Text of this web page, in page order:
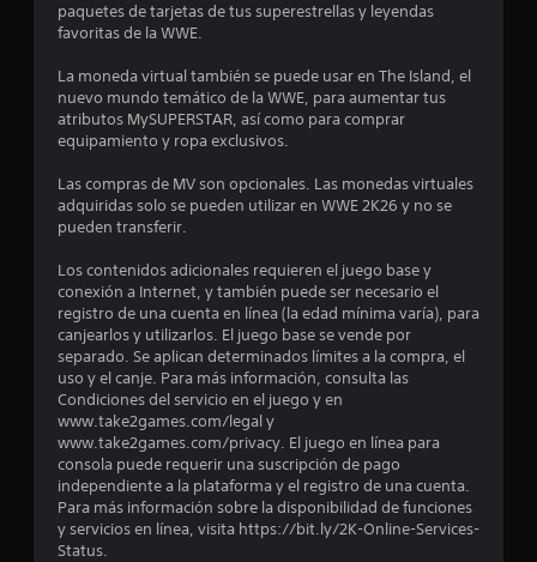
d
o
:
e
s
r
e
l
paquetes de tarjetas de tus superestrellas y leyendas
favoritas de la WWE.
La moneda virtual también se puede usar en The Island, el
nuevo mundo temático de la WWE, para aumentar tus
atributos MySUPERSTAR, así como para comprar
equipamiento y ropa exclusivos.
Las compras de MV son opcionales. Las monedas virtuales
adquiridas solo se pueden utilizar en WWE 2K26 y no se
pueden transferir.
Los contenidos adicionales requieren el juego base y
conexión a Internet, y también puede ser necesario el
registro de una cuenta en línea (la edad mínima varía), para
canjearlos y utilizarlos. El juego base se vende por
separado. Se aplican determinados límites a la compra, el
uso y el canje. Para más información, consulta las
Condiciones del servicio en el juego y en
www.take2games.com/legal y
www.take2games.com/privacy. El juego en línea para
consola puede requerir una suscripción de pago
independiente a la plataforma y el registro de una cuenta.
Para más información sobre la disponibilidad de funciones
y servicios en línea, visita https://bit.ly/2K-Online-Services-
Status.